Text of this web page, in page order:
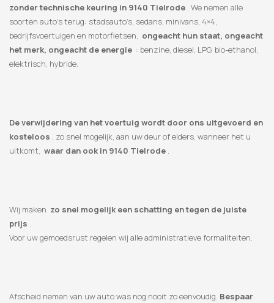
zonder technische keuring in 9140 Tielrode . We nemen alle
soorten auto’s terug: stadsauto’s, sedans, minivans, 4×4,
bedrijfsvoertuigen en motorfietsen, ongeacht hun staat, ongeacht
het merk, ongeacht de energie : benzine, diesel, LPG, bio-ethanol,
elektrisch, hybride.
De verwijdering van het voertuig wordt door ons uitgevoerd en
kosteloos , zo snel mogelijk, aan uw deur of elders, wanneer het u
uitkomt, waar dan ook in 9140 Tielrode .
Wij maken zo snel mogelijk een schatting en tegen de juiste
prijs .
Voor uw gemoedsrust regelen wij alle administratieve formaliteiten.
Afscheid nemen van uw auto was nog nooit zo eenvoudig. Bespaar